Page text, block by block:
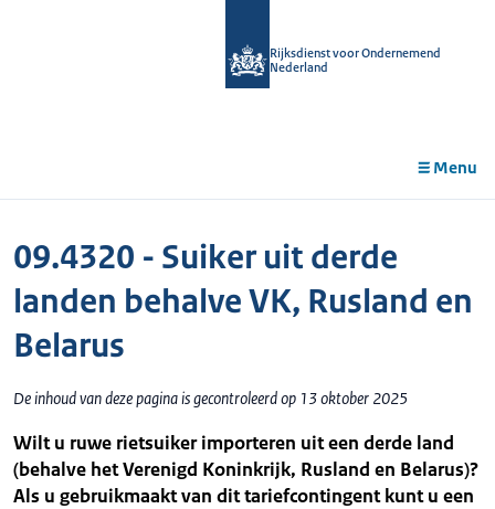
Rijksdienst voor Ondernemend
Nederland
Menu
09.4320 - Suiker uit derde
landen behalve VK, Rusland en
Belarus
De inhoud van deze pagina is gecontroleerd op 13 oktober 2025
Wilt u ruwe rietsuiker importeren uit een derde land
(behalve het Verenigd Koninkrijk, Rusland en Belarus)?
Als u gebruikmaakt van dit tariefcontingent kunt u een